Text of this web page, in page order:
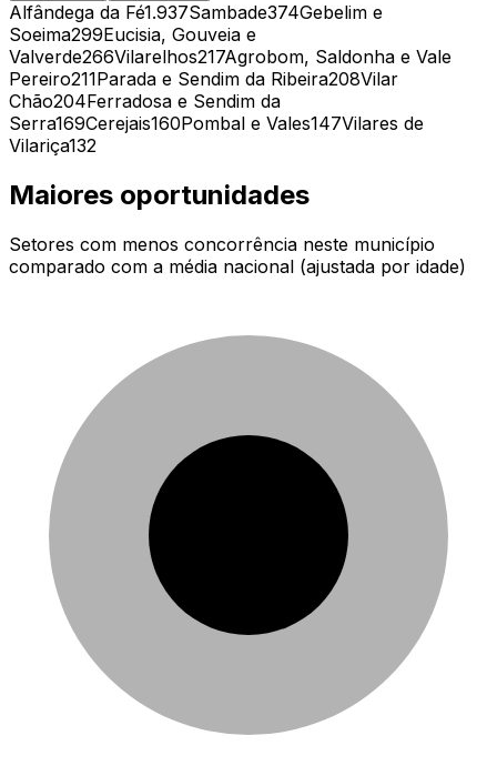
Alfândega da Fé1.937Sambade374Gebelim e
Soeima299Eucisia, Gouveia e
Valverde266Vilarelhos217Agrobom, Saldonha e Vale
Pereiro211Parada e Sendim da Ribeira208Vilar
Chão204Ferradosa e Sendim da
Serra169Cerejais160Pombal e Vales147Vilares de
Vilariça132
Maiores oportunidades
Setores com menos concorrência neste município
comparado com a média nacional (ajustada por idade)